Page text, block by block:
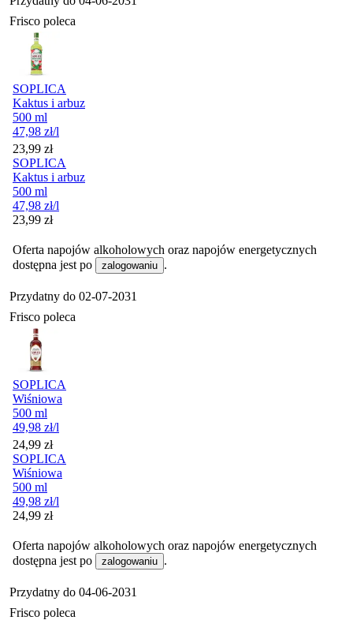
Frisco poleca
SOPLICA
Kaktus i arbuz
500 ml
47,98 zł/l
Cena
23,99 zł
SOPLICA
Kaktus i arbuz
500 ml
47,98 zł/l
Cena
23,99 zł
Oferta napojów alkoholowych oraz napojów energetycznych
dostępna jest po
zalogowaniu .
Przydatny do 02-07-2031
Frisco poleca
SOPLICA
Wiśniowa
500 ml
49,98 zł/l
Cena
24,99 zł
SOPLICA
Wiśniowa
500 ml
49,98 zł/l
Cena
24,99 zł
Oferta napojów alkoholowych oraz napojów energetycznych
dostępna jest po
zalogowaniu .
Przydatny do 04-06-2031
Frisco poleca